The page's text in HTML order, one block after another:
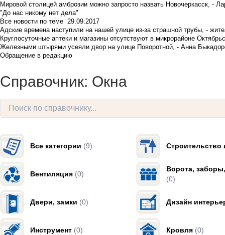
Мировой столицей амброзии можно запросто назвать Новочеркасск, -
"До нас никому нет дела"
Все новости по теме 29.09.2017
Адские времена наступили на нашей улице из-за страшной трубы, -
Круглосуточные аптеки и магазины отсутствуют в микрорайоне
Железными штырями усеяли двор на улице Поворотной, - Анна
Обращение в редакцию
Справочник: Окна
Все категории (9) Строительство
Вентиляция (0)
Ворота,
(0)
Двери, замки (0) Дизайн
Инструмент (0) Кровля (0)